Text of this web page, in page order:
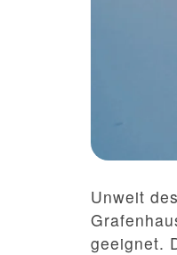
Unweit
geeignet.